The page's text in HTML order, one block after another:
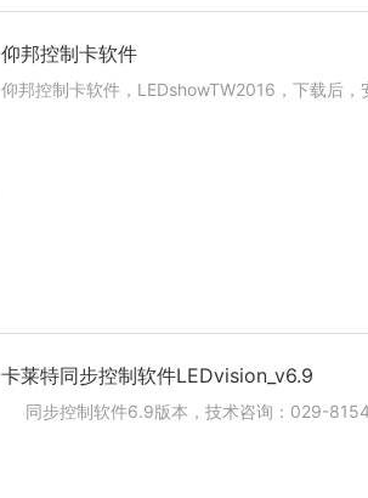
仰邦控制卡软件
仰邦控制卡软件，LEDshowTW2016，下载后，
卡莱特同步控制软件LEDvision_v6.9
同步控制软件6.9版本，技术咨询：029-